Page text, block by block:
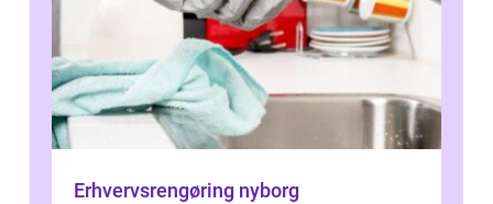
Erhvervsrengøring nyborg